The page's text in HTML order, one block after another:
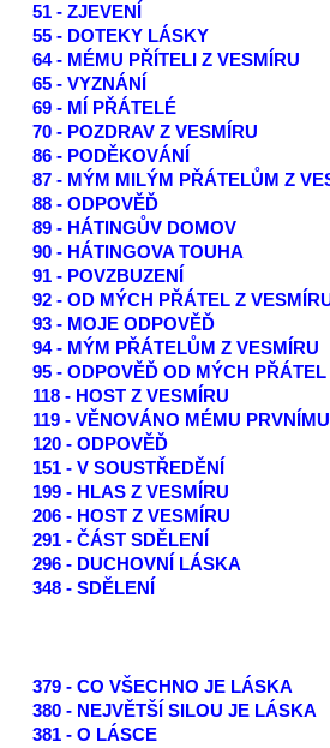
51 - ZJEVENÍ
55 - DOTEKY LÁSKY
64 - MÉMU PŘÍTELI Z VESMÍRU
65 - VYZNÁNÍ
69 - MÍ PŘÁTELÉ
70 - POZDRAV Z VESMÍRU
86 - PODĚKOVÁNÍ
87 - MÝM MILÝM PŘÁTELŮM Z
88 - ODPOVĚĎ
89 - HÁTINGŮV DOMOV
90 - HÁTINGOVA TOUHA
91 - POVZBUZENÍ
92 - OD MÝCH PŘÁTEL Z
93 - MOJE ODPOVĚĎ
94 - MÝM PŘÁTELŮM Z VESMÍRU
95 - ODPOVĚĎ OD MÝCH
118 - HOST Z VESMÍRU
119 - VĚNOVÁNO MÉMU
120 - ODPOVĚĎ
151 - V SOUSTŘEDĚNÍ
199 - HLAS Z VESMÍRU
206 - HOST Z VESMÍRU
291 - ČÁST SDĚLENÍ
296 - DUCHOVNÍ LÁSKA
348 - SDĚLENÍ
379 - CO VŠECHNO JE LÁSKA
380 - NEJVĚTŠÍ SILOU JE LÁSKA
381 - O LÁSCE